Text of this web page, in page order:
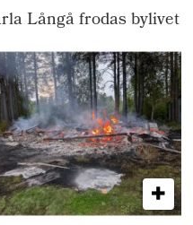
Långå frodas bylivet